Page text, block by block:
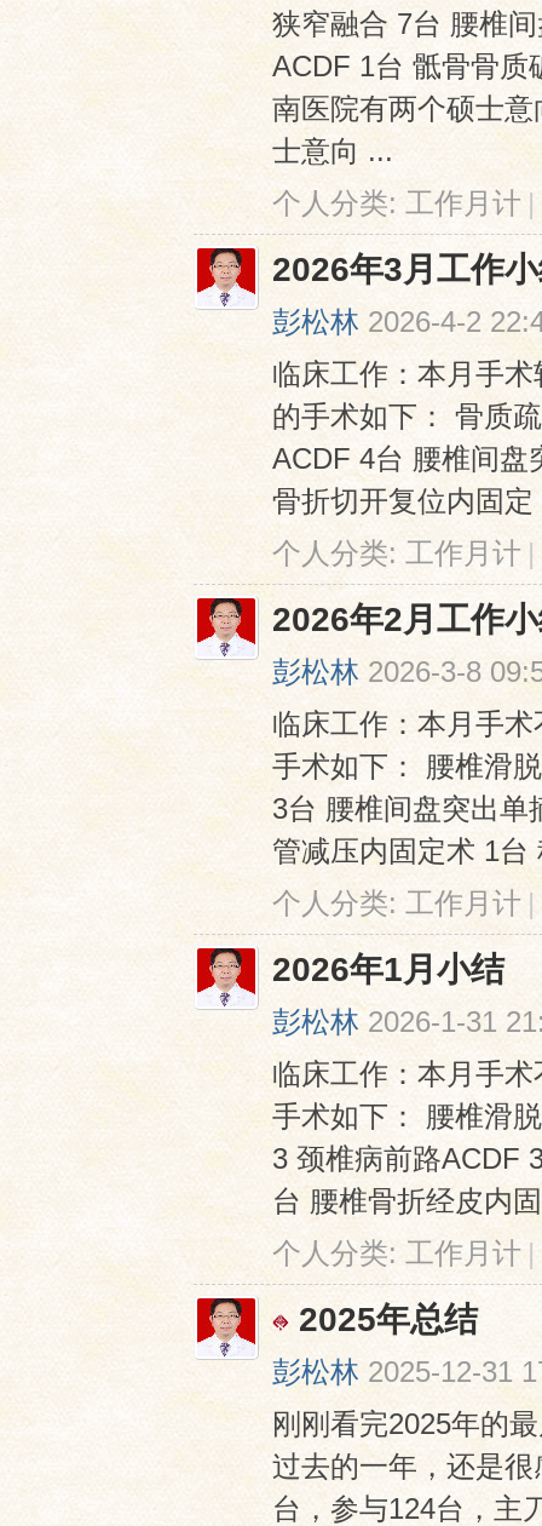
狭窄融合 7台 腰椎
ACDF 1台 骶骨骨质
南医院有两个硕士
士意向 ...
个人分类:工作月计 |
2026年3月工作
彭松林 2026-4-2
临床工作：本月手
的手术如下： 骨质
ACDF 4台 腰椎间盘
骨折切开复位内固定
个人分类: 工作月计 |
2026年2月工作
彭松林 2026-3-8
临床工作：本月手
手术如下： 腰椎滑
3台 腰椎间盘突出单
管减压内固定术 1
个人分类: 工作月计 |
2026年1月小结
彭松林 2026-1-31
临床工作：本月手
手术如下： 腰椎滑
3 颈椎病前路ACDF
台 腰椎骨折经皮内
个人分类:工作月计 |
2025年总结
彭松林 2025-12-31
刚刚看完2025年的
过去的一年，还是
台，参与124台，主